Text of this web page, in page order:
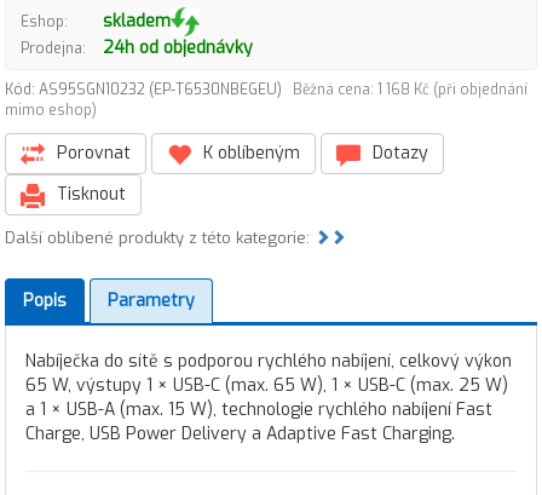
Eshop: skladem
Prodejna: 24h od objednávky
Kód: AS95SGN10232 (EP-T6530NBEGEU)
Běžná cena: 1 168 Kč (při objednání
mimo eshop)
Porovnat K oblíbeným
Dotazy
Tisknout
Další oblíbené produkty z této kategorie:
Popis Parametry
Nabíječka do sítě s podporou rychlého nabíjení, celkový výkon
65 W, výstupy 1 × USB-C (max. 65 W), 1 × USB-C (max. 25 W)
a 1 × USB-A (max. 15 W), technologie rychlého nabíjení Fast
Charge, USB Power Delivery a Adaptive Fast Charging.